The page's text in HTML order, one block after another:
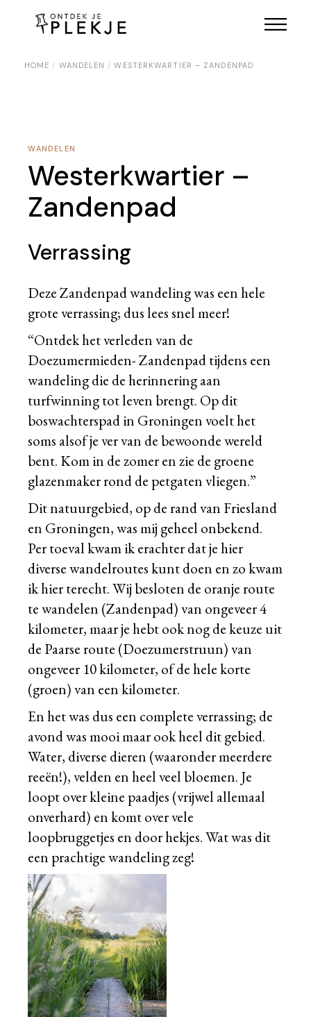
HOME WANDELEN WESTERKWARTIER – ZANDENPAD
WANDELEN
Westerkwartier –
Zandenpad
Verrassing
Deze Zandenpad wandeling was een hele
grote verrassing; dus lees snel meer!
“Ontdek het verleden van de
Doezumermieden- Zandenpad tijdens een
wandeling die de herinnering aan
turfwinning tot leven brengt. Op dit
boswachterspad in Groningen voelt het
soms alsof je ver van de bewoonde wereld
bent. Kom in de zomer en zie de groene
glazenmaker rond de petgaten vliegen.”
Dit natuurgebied, op de rand van Friesland
en Groningen, was mij geheel onbekend.
Per toeval kwam ik erachter dat je hier
diverse wandelroutes kunt doen en zo kwam
ik hier terecht. Wij besloten de oranje route
te wandelen (Zandenpad) van ongeveer 4
kilometer, maar je hebt ook nog de keuze uit
de Paarse route (Doezumerstruun) van
ongeveer 10 kilometer, of de hele korte
(groen) van een kilometer.
En het was dus een complete verrassing; de
avond was mooi maar ook heel dit gebied.
Water, diverse dieren (waaronder meerdere
reeën!), velden en heel veel bloemen. Je
loopt over kleine paadjes (vrijwel allemaal
onverhard) en komt over vele
loopbruggetjes en door hekjes. Wat was dit
een prachtige wandeling zeg!